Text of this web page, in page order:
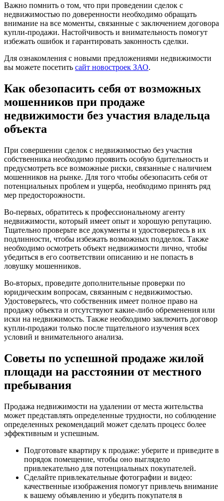
Важно помнить о том, что при проведении сделок с
недвижимостью по доверенности необходимо обращать
внимание на все моменты, связанные с заключением договора
купли-продажи. Настойчивость и внимательность помогут
избежать ошибок и гарантировать законность сделки.
Для ознакомления с новыми предложениями недвижимости
вы можете посетить сайт новостроек ЗАО.
Как обезопасить себя от возможных
мошенников при продаже
недвижимости без участия владельца
объекта
При совершении сделок с недвижимостью без участия
собственника необходимо проявить особую бдительность и
предусмотреть все возможные риски, связанные с наличием
мошенников на рынке. Для того чтобы обезопасить себя от
потенциальных проблем и ущерба, необходимо принять ряд
мер предосторожности.
Во-первых, обратитесь к профессиональному агенту
недвижимости, который имеет опыт и хорошую репутацию.
Тщательно проверьте все документы и удостоверьтесь в их
подлинности, чтобы избежать возможных подделок. Также
необходимо осмотреть объект недвижимости лично, чтобы
убедиться в его соответствии описанию и не попасть в
ловушку мошенников.
Во-вторых, проведите дополнительные проверки по
юридическим вопросам, связанным с недвижимостью.
Удостоверьтесь, что собственник имеет полное право на
продажу объекта и отсутствуют какие-либо обременения или
иски на недвижимость. Также необходимо заключить договор
купли-продажи только после тщательного изучения всех
условий и внимательного анализа.
Советы по успешной продаже жилой
площади на расстоянии от местного
пребывания
Продажа недвижимости на удалении от места жительства
может представлять определенные трудности, но соблюдение
определенных рекомендаций может сделать процесс более
эффективным и успешным.
Подготовьте квартиру к продаже: уберите и приведите в
порядок помещение, чтобы оно выглядело
привлекательно для потенциальных покупателей.
Сделайте привлекательные фотографии и видео:
качественные изображения помогут привлечь внимание
к вашему объявлению и убедить покупателя в